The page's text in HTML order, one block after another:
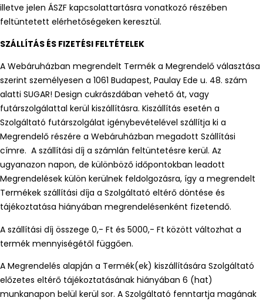
illetve jelen ÁSZF kapcsolattartásra vonatkozó részében
feltüntetett elérhetőségeken keresztül.
SZÁLLÍTÁS ÉS FIZETÉSI FELTÉTELEK
A Webáruházban megrendelt Termék a Megrendelő választása
szerint személyesen a 1061 Budapest, Paulay Ede u. 48. szám
alatti SUGAR! Design cukrászdában vehető át, vagy
futárszolgálattal kerül kiszállításra. Kiszállítás esetén a
Szolgáltató futárszolgálat igénybevételével szállítja ki a
Megrendelő részére a Webáruházban megadott Szállítási
címre. A szállítási díj a számlán feltüntetésre kerül. Az
ugyanazon napon, de különböző időpontokban leadott
Megrendelések külön kerülnek feldolgozásra, így a megrendelt
Termékek szállítási díja a Szolgáltató eltérő döntése és
tájékoztatása hiányában megrendelésenként fizetendő.
A szállítási díj összege 0,- Ft és 5000,- Ft között változhat a
termék mennyiségétől függően.
A Megrendelés alapján a Termék(ek) kiszállítására Szolgáltató
előzetes eltérő tájékoztatásának hiányában 6 (hat)
munkanapon belül kerül sor. A Szolgáltató fenntartja magának